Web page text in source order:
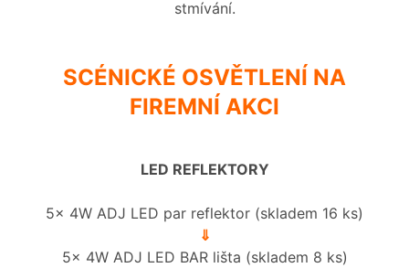
stmívání.
SCÉNICKÉ OSVĚTLENÍ NA
FIREMNÍ AKCI
LED REFLEKTORY
5x 4W ADJ LED par reflektor (skladem 16 ks)
⇓
5x 4W ADJ LED BAR lišta (skladem 8 ks)